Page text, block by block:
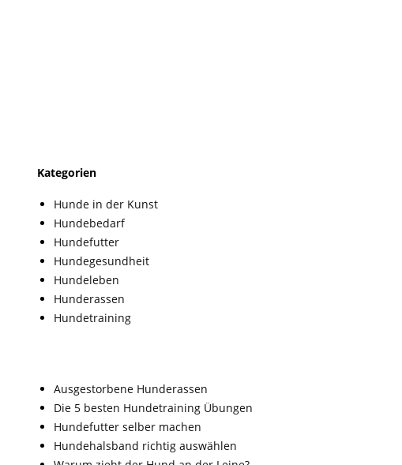
Kategorien
Hunde in der Kunst
Hundebedarf
Hundefutter
Hundegesundheit
Hundeleben
Hunderassen
Hundetraining
Ausgestorbene Hunderassen
Die 5 besten Hundetraining Übungen
Hundefutter selber machen
Hundehalsband richtig auswählen